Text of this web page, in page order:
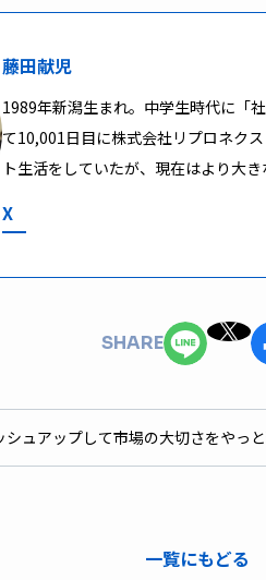
藤田献児
1989年新潟生まれ。中学生時代に「
て10,001日目に株式会社リプロネク
ト生活をしていたが、現在はより大き
X
SHARE
ュアップして市場の大切さをやっ
一覧にもどる